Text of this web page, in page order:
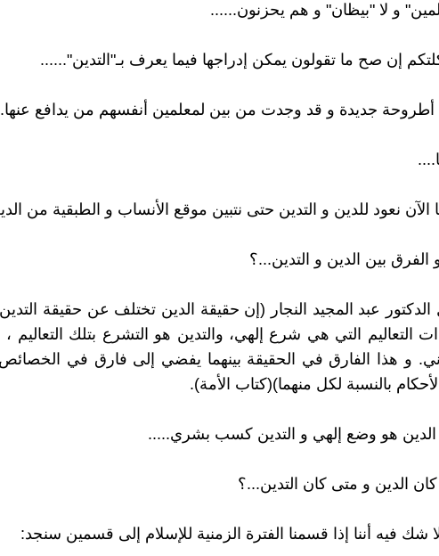
و لا "بيظان" و هم يحزنون......
إن صح ما تقولون يمكن إدراجها فيما يعرف بـ"التدين"......
أطروحة جديدة و قد وجدت من بين لمعلمين أنفسهم من يدافع
الآن نعود للدين و التدين حتى نتبين موقع الأنساب و الطبقية من
الفرق بين الدين و التدين...؟
الدكتور عبد المجيد النجار (إن حقيقة الدين تختلف عن حقيقة التدين
التعاليم التي هي شرع إلهي، والتدين هو التشرع بتلك
و هذا الفارق في الحقيقة بينهما يفضي إلى فارق في
بالنسبة لكل منهما)(كتاب الأمة).
الدين هو وضع إلهي و التدين كسب بشري.....
الدين و متى كان التدين...؟
شك فيه أننا إذا قسمنا الفترة الزمنية للإسلام إلى قسمين سنجد: